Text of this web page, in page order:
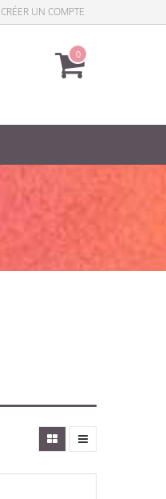
CRÉER UN COMPTE
0